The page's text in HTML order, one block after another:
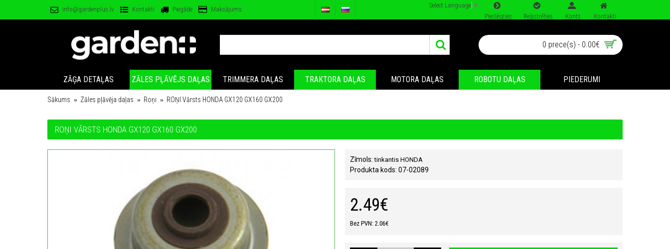
info@gardenplus.lv Kontakti Piegāde Maksājums
Select Language ▼
Pieslēgties
Reģistrēties Konts Kontakti
0 prece(s) - 0.00€
ZĀĢA DETAĻAS ZĀLES PĻĀVĒJS DAĻAS TRIMMERA DAĻAS TRAKTORA DAĻAS MOTORA DAĻAS ROBOTU DAĻAS PIEDERUMI
Sākums Zāles pļāvēja daļas Roņi ROŅI Vārsts HONDA GX120 GX160 GX200
ROŅI VĀRSTS HONDA GX120 GX160 GX200
Zīmols:tinkantis HONDA
Produkta kods: 07-02089
2.49€
Bez PVN: 2.06€